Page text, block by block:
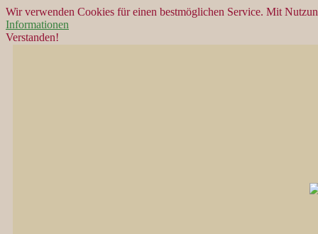
Wir verwenden Cookies für einen bestmöglichen Service. Mit
Informationen
Verstanden!